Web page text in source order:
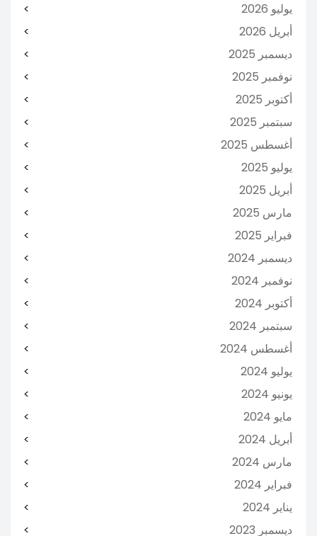
يوليو 2026
أبريل 2026
ديسمبر 2025
نوفمبر 2025
أكتوبر 2025
سبتمبر 2025
أغسطس 2025
يوليو 2025
أبريل 2025
مارس 2025
فبراير 2025
ديسمبر 2024
نوفمبر 2024
أكتوبر 2024
سبتمبر 2024
أغسطس 2024
يوليو 2024
يونيو 2024
مايو 2024
أبريل 2024
مارس 2024
فبراير 2024
يناير 2024
ديسمبر 2023